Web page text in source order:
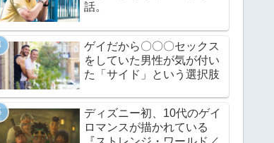
話。
ゲイだから〇〇〇セックス
をしていた男性が気が付い
た「サイド」という選択肢
ディズニー初、10代のゲイ
ロマンスが描かれている